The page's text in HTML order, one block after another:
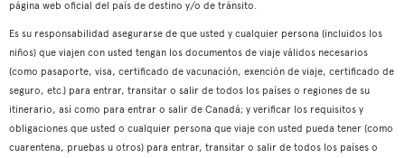
página web oficial del país de destino y/o de tránsito.
Es su responsabilidad asegurarse de que usted y cualquier persona (incluidos los
niños) que viajen con usted tengan los documentos de viaje válidos necesarios
(como pasaporte, visa, certificado de vacunación, exención de viaje, certificado de
seguro, etc.) para entrar, transitar o salir de todos los países o regiones de su
itinerario, así como para entrar o salir de Canadá; y verificar los requisitos y
obligaciones que usted o cualquier persona que viaje con usted pueda tener (como
cuarentena, pruebas u otros) para entrar, transitar o salir de todos los países o